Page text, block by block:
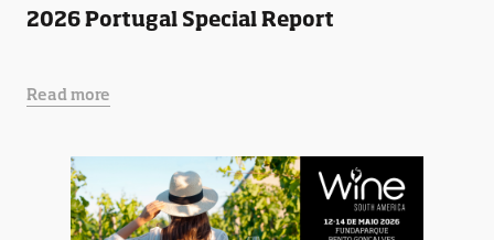
2026 Portugal Special Report
Read more